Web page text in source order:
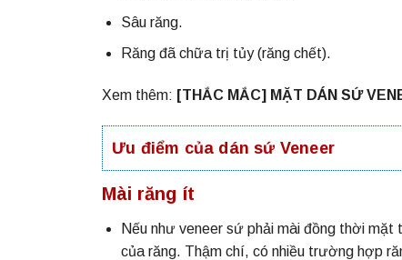
Sâu răng.
Răng đã chữa trị tủy (răng chết).
Xem thêm: [THẮC MẮC] MẶT DÁN SỨ
Ưu điểm của dán sứ Veneer
Mài răng ít
Nếu như veneer sứ phải mài đồng thời
của răng. Thậm chí, có nhiều trường hợp